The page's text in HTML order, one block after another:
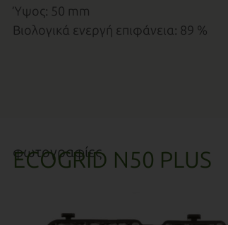
Ύψος: 50 mm
Βιολογικά ενεργή επιφάνεια: 89 %
φωτογραφίες
ECOGRID N50 PLUS